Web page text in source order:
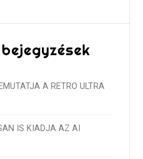
A RETRO ULTRA
IS KIADJA AZ AI